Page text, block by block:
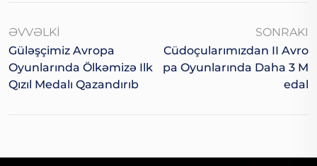
ƏVVƏLKI
Güləşçimiz Avropa
Oyunlarında Ölkəmizə Ilk
Qızıl Medalı Qazandırıb
SONRAKI
Cüdoçularımızdan II Avro
Pa Oyunlarında Daha 3 M
Edal